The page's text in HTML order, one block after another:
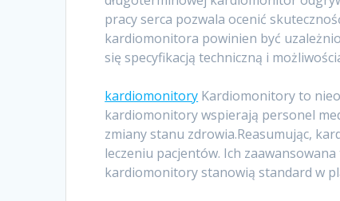
pracy serca pozwala ocenić
kardiomonitora powinien być
się specyfikacją techniczną i
kardiomonitory Kardiomonitory to
kardiomonitory wspierają personel
zmiany stanu zdrowia.Reasumując,
leczeniu pacjentów. Ich
kardiomonitory stanowią standard w